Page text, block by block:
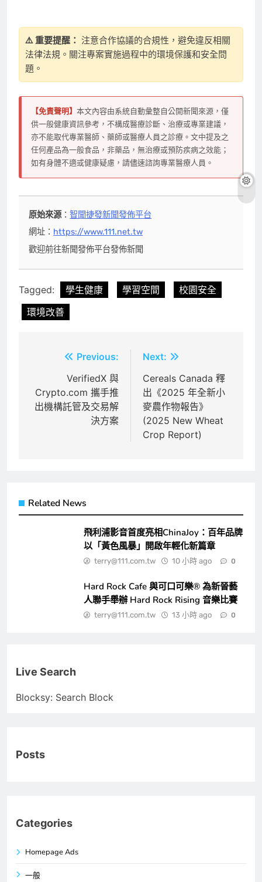
⚠️ 重要提醒： 注意合作協議的合規性，避免違反相關
法律法規。關注專案實施過程中的環境保護和安全問
題。
【免責聲明】 本文內容由系統自動彙整自公開新聞來源，僅
供一般健康資訊參考，不構成醫療診斷、治療或專業建議，
亦不能取代專業醫師、藥師或醫療人員之診療。文中提及之
任何產品為一般食品，非藥品，無治療或預防疾病之效能；
如有身體不適或健康疑慮，請儘速諮詢專業醫療人員。
原始來源：智聞捷發新聞發佈平台
網址： https://www.111.net.tw
歡迎前往新聞發佈平台發佈新聞
Tagged: 學生健康 學習空間
校園安全
環境改善
導
Previous:
VerifiedX 與
Crypto.com 攜手推
出機構託管及交易解
決方案
Next:
Cereals Canada 釋
出《2025 年全新小
麥農作物報告》
(2025 New Wheat
Crop Report)
Related News
飛利浦影音首度亮相ChinaJoy：百年品牌
以「黃色風暴」開啟年輕化新篇章
terry@111.com.tw 10 小時 ago 0
Hard Rock Cafe 與可口可樂® 為新晉藝
人聯手舉辦 Hard Rock Rising 音樂比賽
terry@111.com.tw 13 小時 ago 0
Live Search
Blocksy: Search Block
Posts
Categories
Homepage Ads
一般